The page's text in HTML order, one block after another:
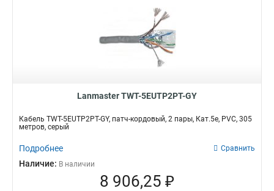
Lanmaster TWT-5EUTP2PT-GY
Кабель TWT-5EUTP2PT-GY, патч-кордовый, 2 пары, Кат.5e, PVC, 305
метров, серый
Подробнее Сравнить
Наличие: В наличии
8 906,25 ₽